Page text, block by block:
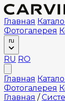
Главная
Фотогалерея
ru
RU RO
Главная
Фотогалерея
Главная /